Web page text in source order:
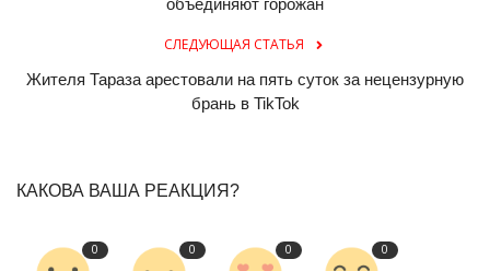
объединяют горожан
СЛЕДУЮЩАЯ СТАТЬЯ
Жителя Тараза арестовали на пять суток за нецензурную
брань в TikTok
КАКОВА ВАША РЕАКЦИЯ?
0 0 0 0